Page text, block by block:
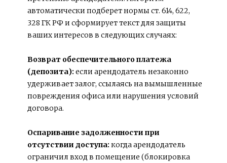
автоматически подберет нормы ст. 614, 622,
328 ГК РФ и сформирует текст для защиты
ваших интересов в следующих случаях:
Возврат обеспечительного платежа
(депозита): если арендодатель незаконно
удерживает залог, ссылаясь на вымышленные
повреждения офиса или нарушения условий
договора.
Оспаривание задолженности при
отсутствии доступа: когда арендодатель
ограничил вход в помещение (блокировка